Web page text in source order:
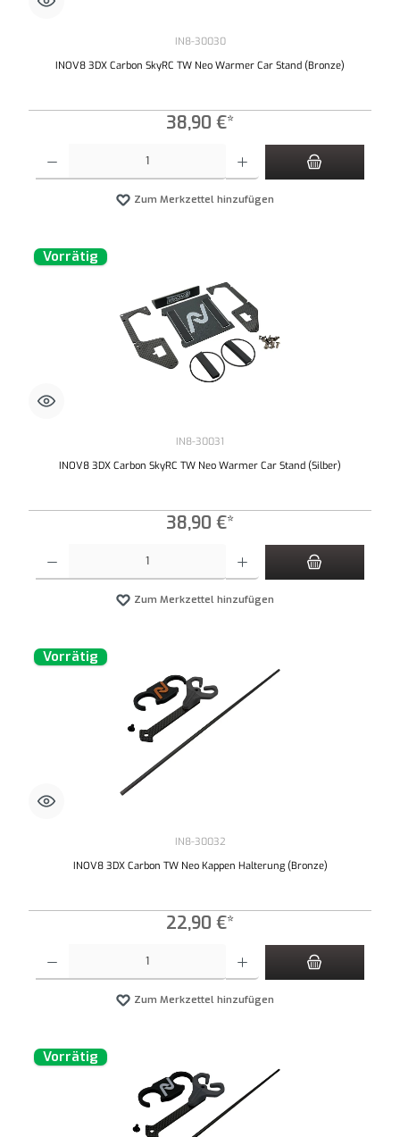
IN8-30030
INOV8 3DX Carbon SkyRC TW Neo Warmer Car Stand (Bronze)
38,90 €*
Zum Merkzettel hinzufügen
Vorrätig
IN8-30031
INOV8 3DX Carbon SkyRC TW Neo Warmer Car Stand (Silber)
38,90 €*
Zum Merkzettel hinzufügen
Vorrätig
IN8-30032
INOV8 3DX Carbon TW Neo Kappen Halterung (Bronze)
22,90 €*
Zum Merkzettel hinzufügen
Vorrätig